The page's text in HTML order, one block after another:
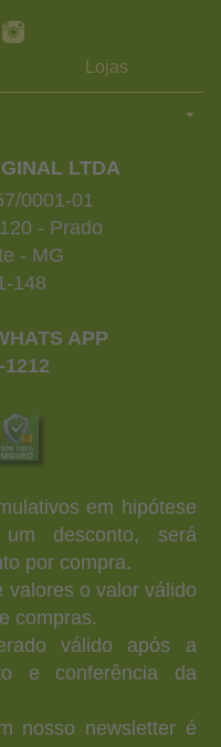
Lojas
LTDA
0001-01
- Prado
- MG
148
APP
1212
em hipótese
desconto, será
por compra.
valores o valor válido
compras.
válido após a
e conferência da
nosso newsletter é